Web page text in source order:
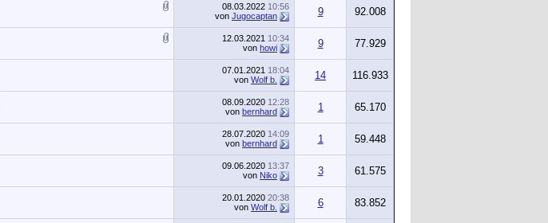
08.03.2022 10:56
von Jugocaptan 9 92.008
12.03.2021 10:34
von howi 9 77.929
07.01.2021 18:04
von Wolf b. 14 116.933
08.09.2020 12:28
von bernhard 1 65.170
28.07.2020 14:09
von bernhard 1 59.448
09.06.2020 13:37
von Niko 3 61.575
20.01.2020 20:38
von Wolf b. 6 83.852